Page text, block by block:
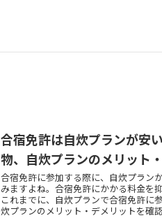
合宿免許は自炊プランが安
物、自炊プランのメリット
合宿免許に参加する際に、自炊プラン
みますよね。合宿免許にかかる料金を
これまでに、自炊プランで合宿免許に
炊プランのメリット・デメリットを確